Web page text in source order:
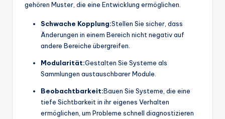
gehören Muster, die eine Entwicklung ermöglichen.
Schwache Kopplung:Stellen Sie sicher, dass
Änderungen in einem Bereich nicht negativ auf
andere Bereiche übergreifen.
Modularität:Gestalten Sie Systeme als
Sammlungen austauschbarer Module.
Beobachtbarkeit:Bauen Sie Systeme, die eine
tiefe Sichtbarkeit in ihr eigenes Verhalten
ermöglichen, um Probleme schnell diagnostizieren